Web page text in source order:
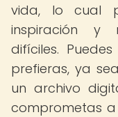
vida, lo cual
inspiración y
difíciles.
prefieras, ya
un archivo
comprometas